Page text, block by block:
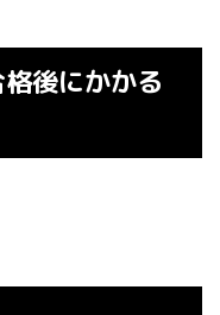
後にかかる